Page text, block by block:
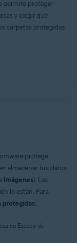
permite proteger
y elegir qué
carpetas protegidas
protege
almacenar tus datos
Imágenes). Las
lo están. Para
protegidas:
Escudo de